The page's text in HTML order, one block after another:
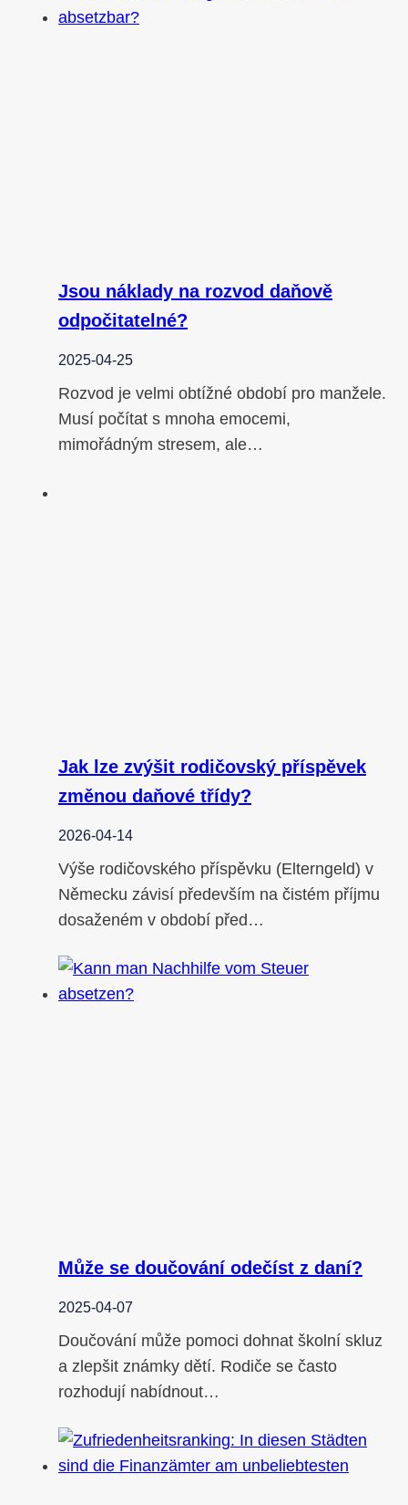
Jsou náklady na rozvod daňově
odpočitatelné?
2025-04-25
Rozvod je velmi obtížné období pro manžele.
Musí počítat s mnoha emocemi,
mimořádným stresem, ale…
Jak lze zvýšit rodičovský příspěvek
změnou daňové třídy?
2026-04-14
Výše rodičovského příspěvku (Elterngeld) v
Německu závisí především na čistém příjmu
dosaženém v období před…
Může se doučování odečíst z daní?
2025-04-07
Doučování může pomoci dohnat školní skluz
a zlepšit známky dětí. Rodiče se často
rozhodují nabídnout…